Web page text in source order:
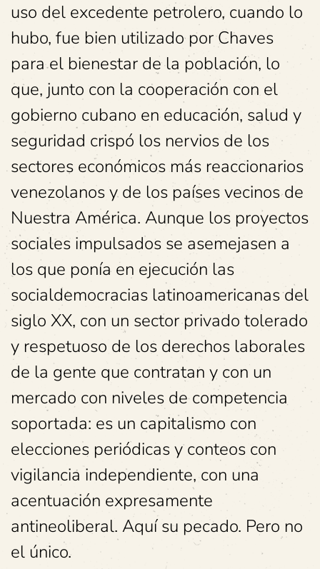
uso del excedente petrolero, cuando lo
hubo, fue bien utilizado por Chaves
para el bienestar de la población, lo
que, junto con la cooperación con el
gobierno cubano en educación, salud y
seguridad crispó los nervios de los
sectores económicos más reaccionarios
venezolanos y de los países vecinos de
Nuestra América. Aunque los proyectos
sociales impulsados se asemejasen a
los que ponía en ejecución las
socialdemocracias latinoamericanas del
siglo XX, con un sector privado tolerado
y respetuoso de los derechos laborales
de la gente que contratan y con un
mercado con niveles de competencia
soportada: es un capitalismo con
elecciones periódicas y conteos con
vigilancia independiente, con una
acentuación expresamente
antineoliberal. Aquí su pecado. Pero no
el único.